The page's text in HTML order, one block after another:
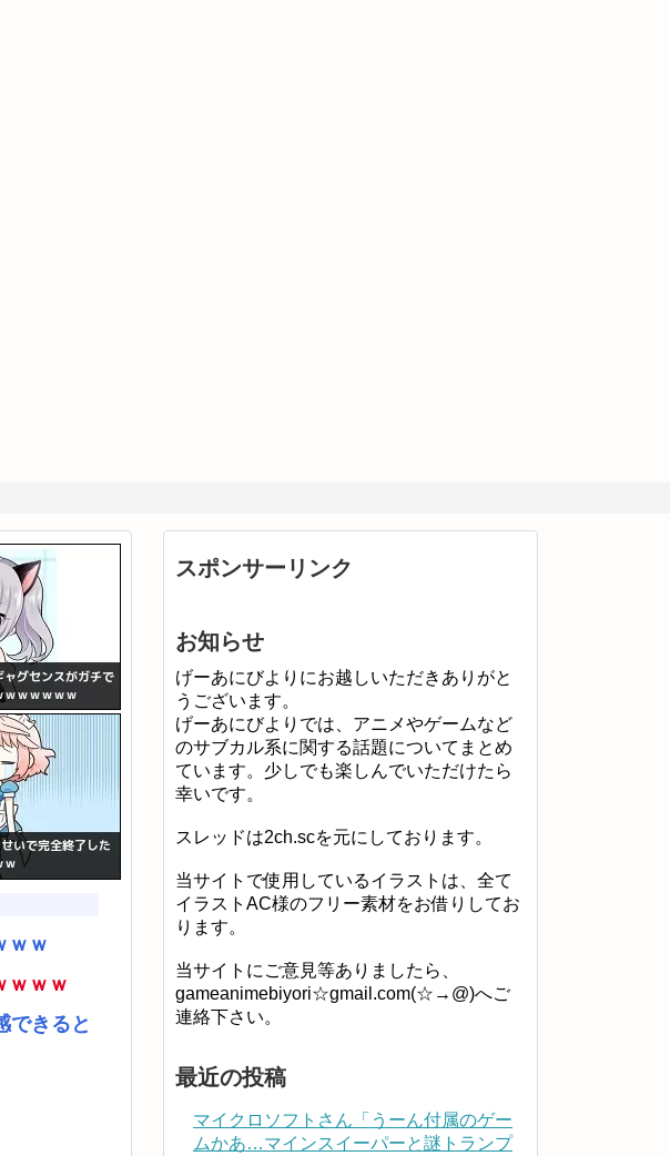
ｗｗ
ｗｗｗ
できると
スポンサーリンク
お知らせ
げーあにびよりにお越しいただきありがと
うございます。
げーあにびよりでは、アニメやゲームなど
のサブカル系に関する話題についてまとめ
ています。少しでも楽しんでいただけたら
幸いです。
スレッドは2ch.scを元にしております。
当サイトで使用しているイラストは、全て
イラストAC様のフリー素材をお借りしてお
ります。
当サイトにご意見等ありましたら、
gameanimebiyori☆gmail.com(☆→@)へご
連絡下さい。
最近の投稿
マイクロソフトさん「うーん付属のゲー
ムかあ…マインスイーパーと謎トランプ